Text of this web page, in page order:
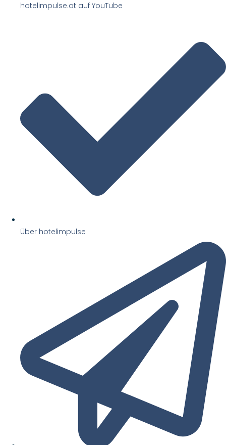
hotelimpulse.at auf YouTube
Über hotelimpulse